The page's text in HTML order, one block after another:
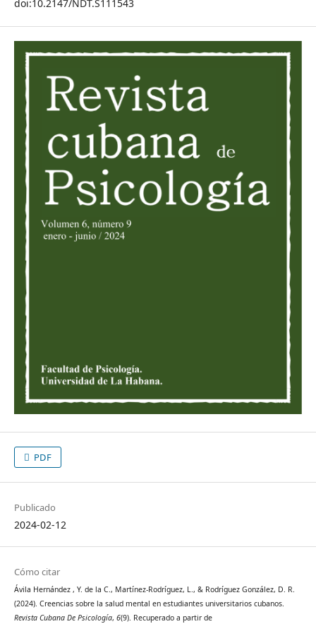
doi:10.2147/NDT.S111543
PDF
Publicado
2024-02-12
Cómo citar
Ávila Hernández , Y. de la C., Martínez-Rodríguez, L., & Rodríguez González, D. R.
(2024). Creencias sobre la salud mental en estudiantes universitarios cubanos.
Revista Cubana De Psicología, 6(9). Recuperado a partir de